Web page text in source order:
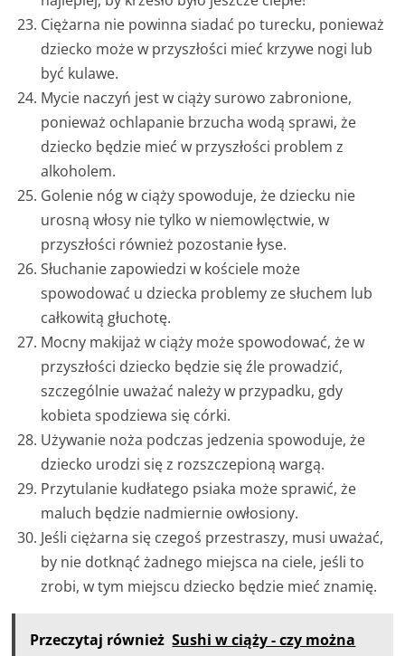
Ciężarna nie powinna siadać po turecku, ponieważ
dziecko może w przyszłości mieć krzywe nogi lub
być kulawe.
Mycie naczyń jest w ciąży surowo zabronione,
ponieważ ochlapanie brzucha wodą sprawi, że
dziecko będzie mieć w przyszłości problem z
alkoholem.
Golenie nóg w ciąży spowoduje, że dziecku nie
urosną włosy nie tylko w niemowlęctwie, w
przyszłości również pozostanie łyse.
Słuchanie zapowiedzi w kościele może
spowodować u dziecka problemy ze słuchem lub
całkowitą głuchotę.
Mocny makijaż w ciąży może spowodować, że w
przyszłości dziecko będzie się źle prowadzić,
szczególnie uważać należy w przypadku, gdy
kobieta spodziewa się córki.
Używanie noża podczas jedzenia spowoduje, że
dziecko urodzi się z rozszczepioną wargą.
Przytulanie kudłatego psiaka może sprawić, że
maluch będzie nadmiernie owłosiony.
Jeśli ciężarna się czegoś przestraszy, musi uważać,
by nie dotknąć żadnego miejsca na ciele, jeśli to
zrobi, w tym miejscu dziecko będzie mieć znamię.
Przeczytaj również Sushi w ciąży - czy można